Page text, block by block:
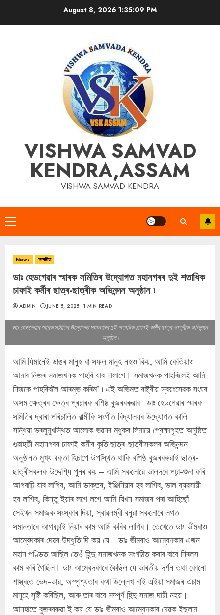
August 8, 2026 1:35:09 PM
VISHWA SAMVAD
KENDRA,ASSAM
VISHWA SAMVAD KENDRA
Primary
Menu
News অসমীয়া
ডাঃ হেডগেৱাৰ স্মাৰক সমিতিৰ উদ্যোগত মহানগৰৰ দুই শতাধিক
চাফাই কৰ্মীৰ ছাত্ৰ-ছাত্ৰীক অভিনন্দন অনুষ্ঠান ৷
ADMIN JUNE 5, 2025 1 MIN READ
ডাঃ হেডগেৱাৰ স্মাৰক সমিতিৰ উদ্যোগত মহানগৰৰ দুই শতাধিক চাফাই কৰ্মীৰ ছাত্ৰ-ছাত্ৰীক অভিনন্দন
অনুষ্ঠান ৷
আমি যিমানেই ডাঙৰ মানুহ বা সফল মানুহ নহও কিয়, আমি কেতিয়াও
আমাৰ নিজৰ সমাজখনক পাহৰি যাব নালাগে। সমাজখনক পাহৰিলেই আমি
নিজকে পাহৰিবলৈ আৰম্ভ কৰিম’ ৷ এই অভিমত ৰাষ্ট্ৰীয় স্বয়ংসেৱক সংঘৰ
অসম ক্ষেত্ৰৰ ক্ষেত্ৰ প্ৰচাৰক বশিষ্ঠ বুজৰবৰুৱাৰ ৷ ডাঃ হেডগেৱাৰ স্মাৰক
সমিতিৰ দ্বাৰা পৰিচালিত বাল্মীকি সংগীত বিদ্যালয়ৰ উদ্যোগত কালি
সন্ধিয়া ভৰলুমুখস্থিত আলোক ভৱনৰ মধুকৰ লিমায়ে প্ৰেক্ষাগৃহত অনুষ্ঠিত
গুৱাহাটী মহানগৰৰ চাফাই কর্মীৰ কৃতি ছাত্ৰ-ছাত্ৰীসকলৰ অভিনন্দন
অনুষ্ঠানত মুখ্য বক্তা হিচাপে উপস্থিত থাকি বশিষ্ঠ বুজৰবৰুৱাই ছাত্ৰ-
ছাত্ৰীসকলক উদ্দেশ্যি পুনৰ কয় – আমি সকলোৱে ভালদৰে পঢ়া-শুনা কৰি
আগবাঢ়ি যাব লাগিব, আমি ডাক্তৰ, ইঞ্জিনিয়াৰ হব লাগিব, ভাল ব্যৱসায়ী
হব লাগিব, কিন্তু ইয়াৰ লগে লগে আমি যিখন সমাজৰ পৰা আহিছোঁ
সেইখন সমাজক সংস্কাৰ দিয়া, স্বাৱলম্বী বনুৱা সকলোৰে লগত
সমানতাৰে আগবঢ়াই নিয়াৰ কাম আমি কৰিব লাগিব। তেখেতে ডাঃ ভীমৰাও
আম্বেদকাৰ দেৱৰ উদ্ধৃতি দি কয় যে – ডাঃ ভীমৰাও আম্বেদকাৰ এজন
মহান পণ্ডিত আছিল তেওঁ হিন্দু সমাজখনক সংগঠিত কৰাৰ বাবে নিৰলস
কাম কৰি গৈছিল। ডাঃ আম্বেদকাৰে কৈছিল যে ভাৰতীয় দৰ্শন তথা কোনো
শাস্ত্ৰতে ভেদ-ভাৱ, অস্পৃশ্যতাৰ কথা উল্লেখ নাই এইয়া সমাজৰ এচাম
মানুহে সৃষ্টি কৰিছিল, আৰু তাৰ বাবে সম্পূৰ্ণ হিন্দু সমাজ দায়ী নহয়।
আনহাতে বুজৰবৰুৱা ই কয় যে ডাঃ ভীমৰাও আম্বেদকাৰ দেৱক ইছলাম